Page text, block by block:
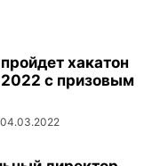
хакатон
2022 с призовым
04.03.2022